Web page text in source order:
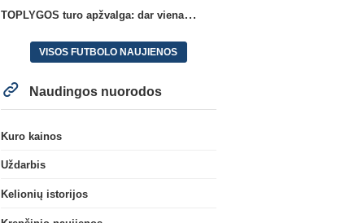
TOPLYGOS turo apžvalga: dar vienas naujas lyderis
VISOS FUTBOLO NAUJIENOS
Naudingos nuorodos
Kuro kainos
Uždarbis
Kelionių istorijos